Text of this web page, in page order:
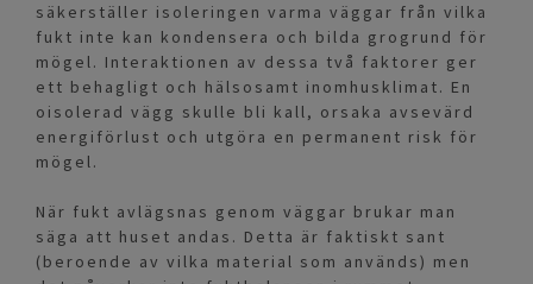
säkerställer isoleringen varma väggar från vilka
fukt inte kan kondensera och bilda grogrund för
mögel. Interaktionen av dessa två faktorer ger
ett behagligt och hälsosamt inomhusklimat. En
oisolerad vägg skulle bli kall, orsaka avsevärd
energiförlust och utgöra en permanent risk för
mögel.
När fukt avlägsnas genom väggar brukar man
säga att huset andas. Detta är faktiskt sant
(beroende av vilka material som används) men